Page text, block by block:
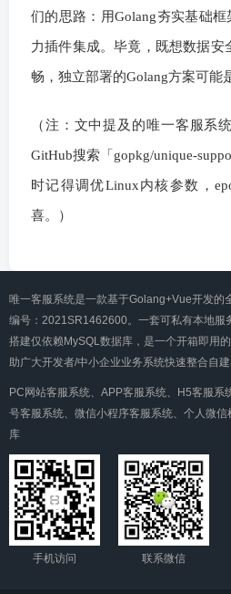
们的思路：用Golang夯实基础框
力插件集成。毕竟，既想数据安
畅，独立部署的Golang方案可能
（注：文中提及的唯一客服系
GitHub搜索「gopkg/unique-
时记得调优Linux内核参数，
喜。）
唯一客服系统是一款基于Golang+Vue开发的
编号：2021SR1462600。一套可私有本地服
搭建仅依赖MySQL数据库，是一个开箱即用
助广大开发者/中小企业业务系统快速整合自建
PC网站客服系统、APP客服系统、H5客服系
号客服系统、微信小程序客服系统、个人微
库
手机访问 联系微信